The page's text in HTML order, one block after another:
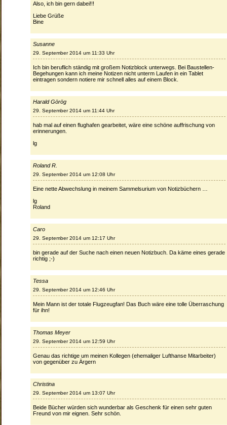
Also, ich bin gern dabei!!!
Liebe Grüße
Bine
Susanne
29. September 2014 um 11:33 Uhr
Ich bin beruflich ständig mit großem Notizblock unterwegs. Bei Baustellen-
Begehungen kann ich meine Notizen nicht unterm Laufen in ein Tablet
eintragen sondern notiere mir schnell alles auf einem Block.
Harald Görög
29. September 2014 um 11:44 Uhr
hab mal auf einen flughafen gearbeitet, wäre eine schöne auffrischung von
erinnerungen.
lg
Roland R.
29. September 2014 um 12:08 Uhr
Eine nette Abwechslung in meinem Sammelsurium von Notizbüchern …
lg
Roland
Caro
29. September 2014 um 12:17 Uhr
bin gerade auf der Suche nach einen neuen Notizbuch. Da käme eines gerade
richtig ;-)
Tessa
29. September 2014 um 12:46 Uhr
Mein Mann ist der totale Flugzeugfan! Das Buch wäre eine tolle Überraschung
für ihn!
Thomas Meyer
29. September 2014 um 12:59 Uhr
Genau das richtige um meinen Kollegen (ehemaliger Lufthanse Mitarbeiter)
von gegenüber zu Ärgern
Christina
29. September 2014 um 13:07 Uhr
Beide Bücher würden sich wunderbar als Geschenk für einen sehr guten
Freund von mir eignen. Sehr schön.